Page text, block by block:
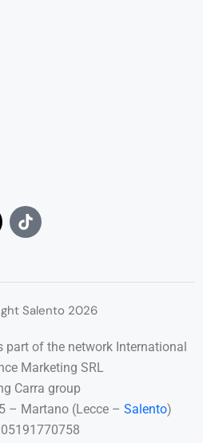
Salento 2026
of the network International
Marketing SRL
Carra group
– Martano (Lecce – Salento)
05191770758